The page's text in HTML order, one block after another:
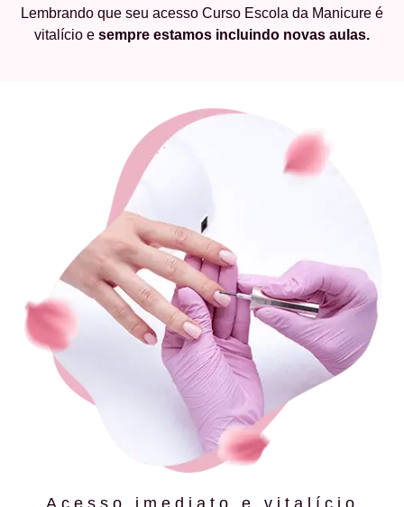
Lembrando que seu acesso Curso Escola da Manicure é
vitalício e sempre estamos incluindo novas aulas.
Acesso imediato e vitalício